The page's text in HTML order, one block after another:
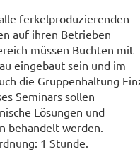
ferkelproduzierenden
auf ihren Betrieben
müssen Buchten mit
eingebaut sein und im
die Gruppenhaltung
Seminars sollen
Lösungen und
behandelt werden.
1 Stunde.